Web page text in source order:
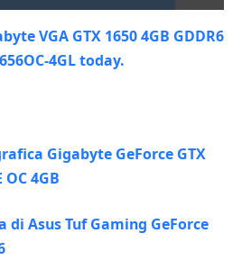
Gigabyte GeForce GTX
OC 4GB
di Asus Tuf Gaming GeForce